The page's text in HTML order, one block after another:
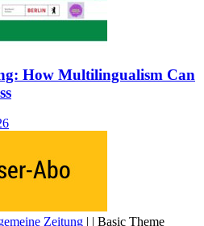
How Multilingualism Can
Zeitung | | Basic Theme